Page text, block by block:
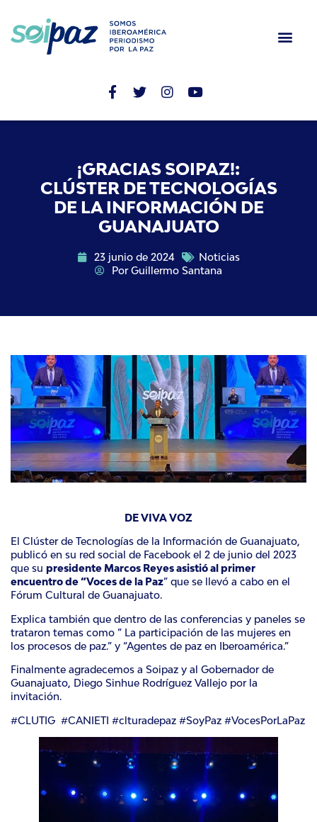
¡GRACIAS SOIPAZ!:
CLÚSTER DE TECNOLOGÍAS
DE LA INFORMACIÓN DE
GUANAJUATO
23 junio de 2024
Noticias
PorGuillermo Santana
DE VIVA VOZ
El Clúster de Tecnologías de la Información de Guanajuato,
publicó en su red social de Facebook el 2 de junio del 2023
que su presidente Marcos Reyes asistió al primer
encuentro de “Voces de la Paz” que se llevó a cabo en el
Fórum Cultural de Guanajuato.
Explica también que dentro de las conferencias y paneles se
trataron temas como ” La participación de las mujeres en
los procesos de paz.” y “Agentes de paz en Iberoamérica.”
Finalmente agradecemos a Soipaz y al Gobernador de
Guanajuato, Diego Sinhue Rodríguez Vallejo por la
invitación.
#CLUTIG #CANIETI #clturadepaz #SoyPaz #VocesPorLaPaz